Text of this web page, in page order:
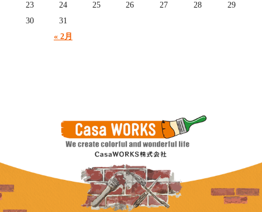
« 2月
23
24 25 26 27 28
29
30
31